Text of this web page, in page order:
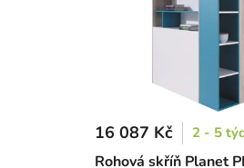
Rohová skříň Planet
16 087 Kč 2 - 5